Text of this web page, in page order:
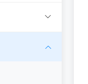
การเมือง
ระจำ